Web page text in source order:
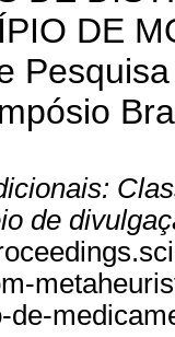
DE
de
de-